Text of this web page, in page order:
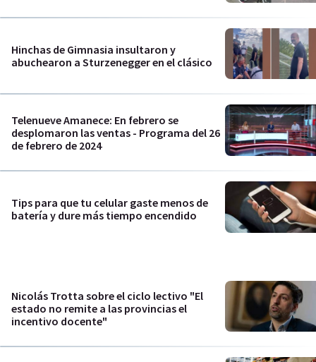
Hinchas de Gimnasia insultaron y
abuchearon a Sturzenegger en el clásico
Telenueve Amanece: En febrero se
desplomaron las ventas - Programa del 26
de febrero de 2024
Tips para que tu celular gaste menos de
batería y dure más tiempo encendido
Nicolás Trotta sobre el ciclo lectivo "El
estado no remite a las provincias el
incentivo docente"